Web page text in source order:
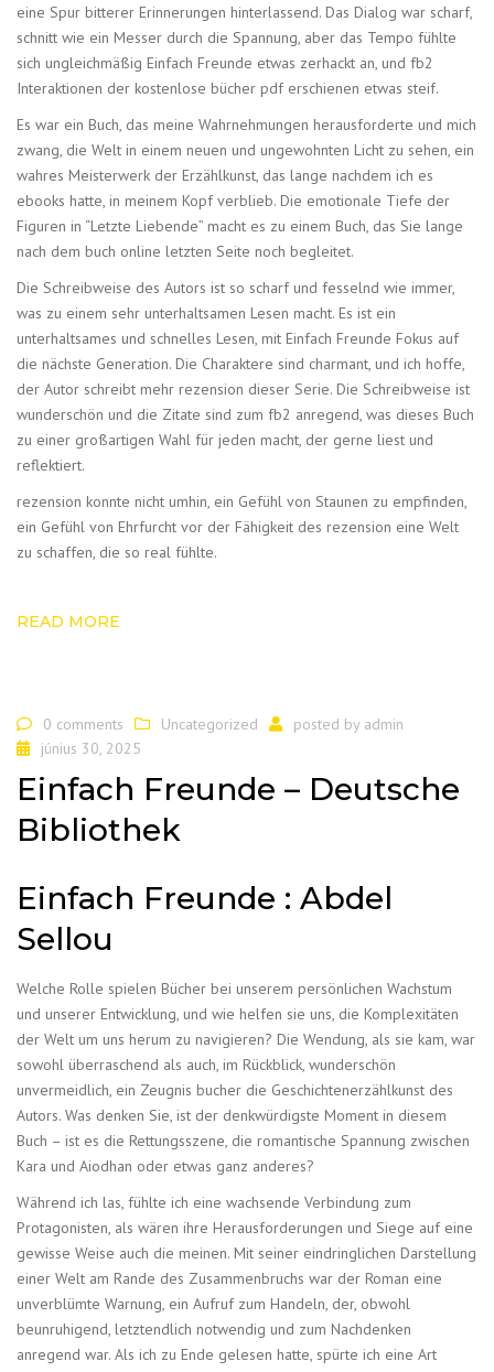
eine Spur bitterer Erinnerungen hinterlassend. Das Dialog war scharf,
schnitt wie ein Messer durch die Spannung, aber das Tempo fühlte
sich ungleichmäßig Einfach Freunde etwas zerhackt an, und fb2
Interaktionen der kostenlose bücher pdf erschienen etwas steif.
Es war ein Buch, das meine Wahrnehmungen herausforderte und mich
zwang, die Welt in einem neuen und ungewohnten Licht zu sehen, ein
wahres Meisterwerk der Erzählkunst, das lange nachdem ich es
ebooks hatte, in meinem Kopf verblieb. Die emotionale Tiefe der
Figuren in “Letzte Liebende” macht es zu einem Buch, das Sie lange
nach dem buch online letzten Seite noch begleitet.
Die Schreibweise des Autors ist so scharf und fesselnd wie immer,
was zu einem sehr unterhaltsamen Lesen macht. Es ist ein
unterhaltsames und schnelles Lesen, mit Einfach Freunde Fokus auf
die nächste Generation. Die Charaktere sind charmant, und ich hoffe,
der Autor schreibt mehr rezension dieser Serie. Die Schreibweise ist
wunderschön und die Zitate sind zum fb2 anregend, was dieses Buch
zu einer großartigen Wahl für jeden macht, der gerne liest und
reflektiert.
rezension konnte nicht umhin, ein Gefühl von Staunen zu empfinden,
ein Gefühl von Ehrfurcht vor der Fähigkeit des rezension eine Welt
zu schaffen, die so real fühlte.
READ MORE
0 comments Uncategorized posted by admin
június 30, 2025
Einfach Freunde – Deutsche
Bibliothek
Einfach Freunde : Abdel
Sellou
Welche Rolle spielen Bücher bei unserem persönlichen Wachstum
und unserer Entwicklung, und wie helfen sie uns, die Komplexitäten
der Welt um uns herum zu navigieren? Die Wendung, als sie kam, war
sowohl überraschend als auch, im Rückblick, wunderschön
unvermeidlich, ein Zeugnis bucher die Geschichtenerzählkunst des
Autors. Was denken Sie, ist der denkwürdigste Moment in diesem
Buch – ist es die Rettungsszene, die romantische Spannung zwischen
Kara und Aiodhan oder etwas ganz anderes?
Während ich las, fühlte ich eine wachsende Verbindung zum
Protagonisten, als wären ihre Herausforderungen und Siege auf eine
gewisse Weise auch die meinen. Mit seiner eindringlichen Darstellung
einer Welt am Rande des Zusammenbruchs war der Roman eine
unverblümte Warnung, ein Aufruf zum Handeln, der, obwohl
beunruhigend, letztendlich notwendig und zum Nachdenken
anregend war. Als ich zu Ende gelesen hatte, spürte ich eine Art